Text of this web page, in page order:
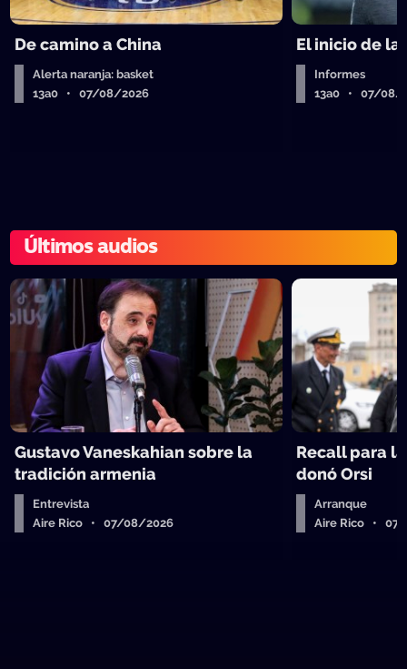
De camino a China
Alerta naranja: basket
13a0 • 07/08/2026
El inicio de la
Informes
13a0 • 07/08/
Últimos audios
Gustavo Vaneskahian sobre la
tradición armenia
Entrevista
Aire Rico • 07/08/2026
Recall para
donó Orsi
Arranque
Aire Rico •